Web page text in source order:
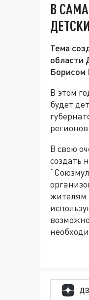
В
Тема
области
В этом
будет
В свою
создать
жителям